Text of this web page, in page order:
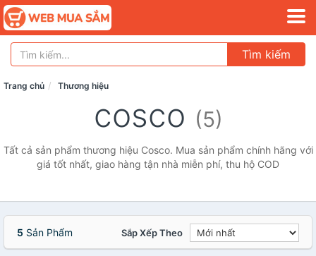
Tìm kiếm
Trang chủ Thương hiệu
cosco (5)
Tất cả sản phẩm thương hiệu Cosco. Mua sản phẩm chính hãng với
giá tốt nhất, giao hàng tận nhà miễn phí, thu hộ COD
5 Sản Phẩm Sắp Xếp Theo